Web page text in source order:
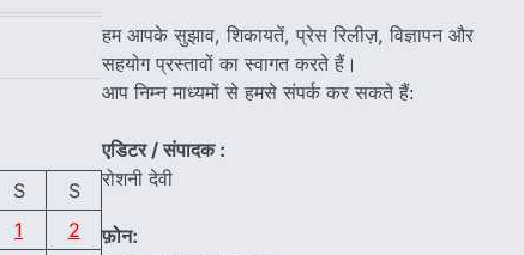
S
S
1
2
हम आपके सुझाव, शिकायतें, प्रेस रिलीज़, विज्ञापन और
सहयोग प्रस्तावों का स्वागत करते हैं।
आप निम्न माध्यमों से हमसे संपर्क कर सकते हैं:
एडिटर / संपादक :
रोशनी देवी
फ़ोन: